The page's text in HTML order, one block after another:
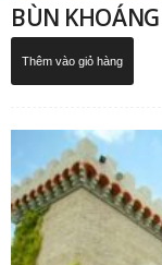
BÙN
Thêm vào giỏ hàng